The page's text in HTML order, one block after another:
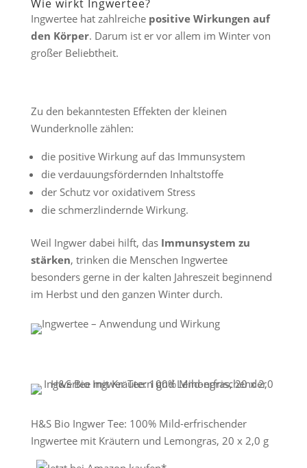
Wie wirkt Ingwertee?
Ingwertee hat zahlreiche positive Wirkungen auf
den Körper. Darum ist er vor allem im Winter von
großer Beliebtheit.
Zu den bekanntesten Effekten der kleinen
Wunderknolle zählen:
die positive Wirkung auf das Immunsystem
die verdauungsfördernden Inhaltstoffe
der Schutz vor oxidativem Stress
die schmerzlindernde Wirkung.
Weil Ingwer dabei hilft, das Immunsystem zu
stärken, trinken die Menschen Ingwertee
besonders gerne in der kalten Jahreszeit beginnend
im Herbst und den ganzen Winter durch.
H&S Bio Ingwer Tee: 100% Mild-erfrischender
Ingwertee mit Kräutern und Lemongras, 20 x 2,0 g